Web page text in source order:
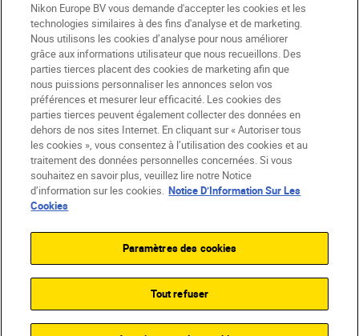
BE(fr) Nikon Sites
Contactez-nous
Avis de confidentialité
Conditions d’utilisation
CVG de la boutique Nikon Store
Notice d’information sur les cookies
Accessibilité
Paramètres des cookies
© 2026 Nikon
Nikon Europe BV vous demande d'accepter les cookies et les
technologies similaires à des fins d'analyse et de marketing.
Nous utilisons les cookies d’analyse pour nous améliorer
grâce aux informations utilisateur que nous recueillons. Des
parties tierces placent des cookies de marketing afin que
nous puissions personnaliser les annonces selon vos
préférences et mesurer leur efficacité. Les cookies des
parties tierces peuvent également collecter des données en
dehors de nos sites Internet. En cliquant sur « Autoriser tous
les cookies », vous consentez à l’utilisation des cookies et au
traitement des données personnelles concernées. Si vous
souhaitez en savoir plus, veuillez lire notre Notice
d’information sur les cookies. Notice D’Information Sur Les
Cookies
Paramètres des cookies
Tout refuser